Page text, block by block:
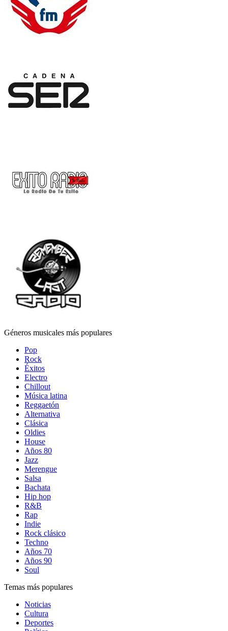
Géneros musicales más populares
Pop
Rock
Éxitos
Electro
Chillout
Música latina
Reggaetón
Alternativa
Clásica
Oldies
House
Años 80
Jazz
Merengue
Salsa
Bachata
Hip hop
R&B
Rap
Indie
Rock clásico
Techno
Años 70
Años 90
Soul
Temas más populares
Noticias
Cultura
Deportes